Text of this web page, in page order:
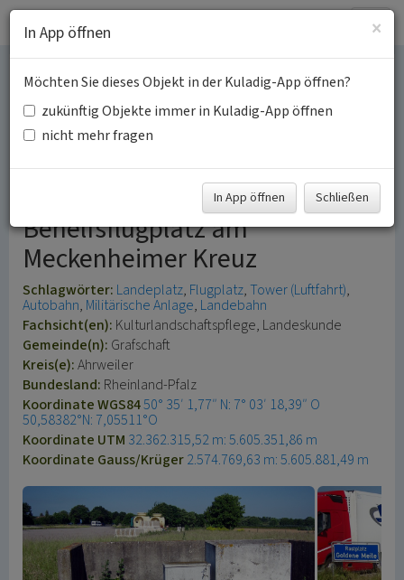
Autobahn-Notlandeplatz
IV/1 auf der
Bundesautobahn A 61
Behelfsflugplatz am
Meckenheimer Kreuz
Schlagwörter: Landeplatz Flugplatz Tower (Luftfahrt)
Autobahn Militärische Anlage Landebahn
Fachsicht(en): Kulturlandschaftspflege, Landeskunde
Gemeinde(n): Grafschaft
Kreis(e):Ahrweiler
Bundesland: Rheinland-Pfalz
Koordinate WGS8450° 35′ 1,77″ N: 7° 03′ 18,39″ O
50,58382°N: 7,05511°O
Koordinate UTM 32.362.315,52 m: 5.605.351,86 m
Koordinate Gauss/Krüger2.574.769,63 m: 5.605.881,49 m
×
In App öffnen
Möchten Sie dieses Objekt in der Kuladig-App öffnen?
zukünftig Objekte immer in Kuladig-App öffnen
nicht mehr fragen
In App öffnen Schließen